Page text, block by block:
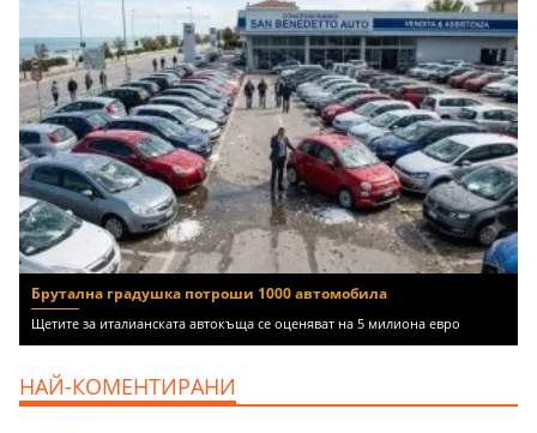
Брутална градушка потроши 1000 автомобила
Щетите за италианската автокъща се оценяват на 5 милиона евро
НАЙ-КОМЕНТИРАНИ